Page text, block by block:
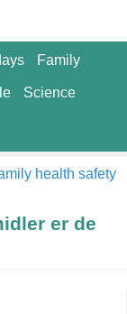
Family
Science
health safety
er de